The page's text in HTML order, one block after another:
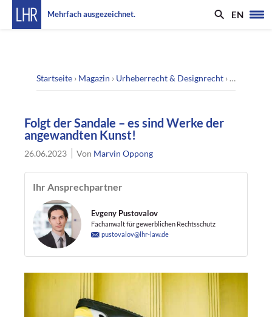
Mehrfach ausgezeichnet. EN
Startseite › Magazin › Urheberrecht & Designrecht ›Folgt der
Folgt der Sandale – es sind Werke der
angewandten Kunst!
26.06.2023 Von Marvin Oppong
Ihr Ansprechpartner
Evgeny Pustovalov
Fachanwalt für gewerblichen Rechtsschutz
pustovalov@lhr-law.de